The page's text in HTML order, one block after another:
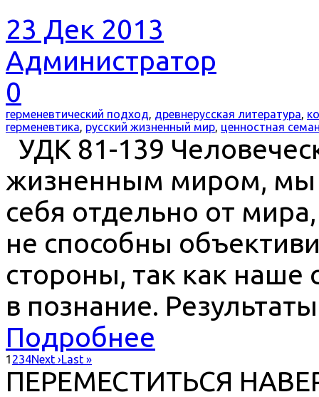
23 Дек 2013
Администратор
0
герменевтический подход, древнерусская литература,
герменевтика, русский жизненный мир, ценностная
УДК 81-139
жизненным миром, мы
себя отдельно от
не способны
стороны, так как наше
в познание.
Подробнее
1 234Next ›Last »
ПЕРЕМЕСТИТЬСЯ